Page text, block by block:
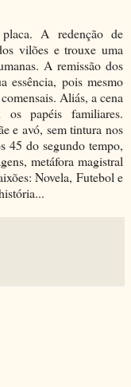
A redenção de
vilões e trouxe uma
A remissão dos
essência, pois mesmo
Aliás, a cena
papéis familiares.
e avó, sem tintura nos
45 do segundo tempo,
metáfora magistral
Novela, Futebol e